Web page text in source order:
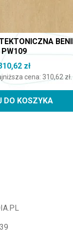
PW109
zł
cena: 310,62zł.
DO KOSZYKA